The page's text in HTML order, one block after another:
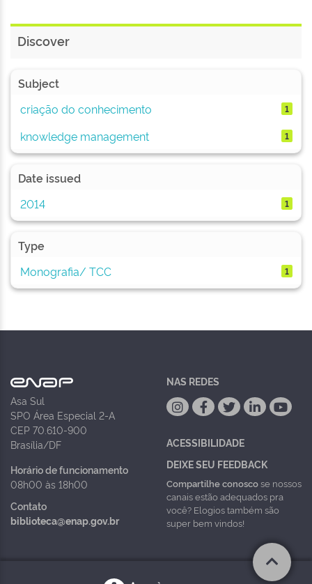
Discover
Subject
criação do conhecimento
1
knowledge management 1
Date issued
2014
1
Type
Monografia/ TCC
1
Asa Sul
SPO Área Especial 2-A
CEP 70.610-900
Brasília/DF
Horário de funcionamento
08h00 às 18h00
Contato
biblioteca@enap.gov.br
NAS REDES
ACESSIBILIDADE
DEIXE SEU FEEDBACK
Compartilhe conoscose nossos
canais estão adequados pra
você? Elogios também são
super bem vindos!